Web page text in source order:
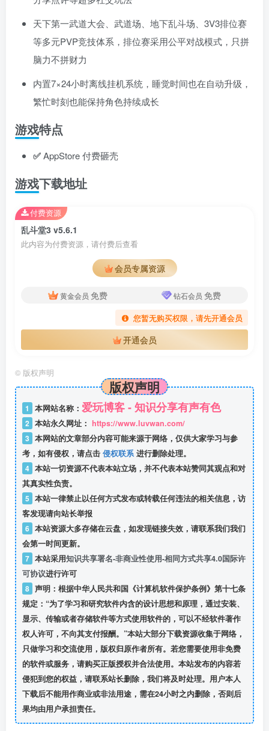
天下第一武道大会、武道场、地下乱斗场、3V3排位赛
等多元PVP竞技体系，排位赛采用公平对战模式，只拼
脑力不拼财力
内置7×24小时离线挂机系统，睡觉时间也在自动升级，
繁忙时刻也能保持角色持续成长
游戏特点
✅AppStore 付费砸壳
游戏下载地址
乱斗堂3 v5.6.1
此内容为付费资源，请付费后查看
会员专属资源
黄金会员 免费 钻石会员 免费
您暂无购买权限，请先开通会员
开通会员
付费资源
© 版权声明
版权声明
1 本网站名称： 爱玩博客 - 知识分享有声有色
2 本站永久网址： https://www.luvwan.com/
3 本网站的文章部分内容可能来源于网络，仅供大家学习与参
考，如有侵权，请点击 侵权联系进行删除处理。
4 本站一切资源不代表本站立场，并不代表本站赞同其观点和对
其真实性负责。
5 本站一律禁止以任何方式发布或转载任何违法的相关信息，访
客发现请向站长举报
6 本站资源大多存储在云盘，如发现链接失效，请联系我们我们
会第一时间更新。
7 本站采用知识共享署名-非商业性使用-相同方式共享4.0国际许
可协议进行许可
8 声明：根据中华人民共和国《计算机软件保护条例》第十七条
规定：“为了学习和研究软件内含的设计思想和原理，通过安装、
显示、传输或者存储软件等方式使用软件的，可以不经软件著作
权人许可，不向其支付报酬。”本站大部分下载资源收集于网络，
只做学习和交流使用，版权归原作者所有。若您需要使用非免费
的软件或服务，请购买正版授权并合法使用。本站发布的内容若
侵犯到您的权益，请联系站长删除，我们将及时处理。用户本人
下载后不能用作商业或非法用途，需在24小时之内删除，否则后
果均由用户承担责任。